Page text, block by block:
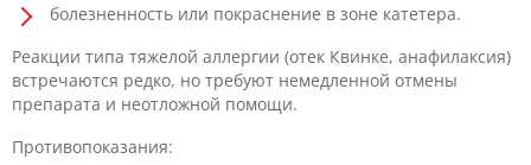
болезненность или покраснение в зоне катетера.
Реакции типа тяжелой аллергии (отек Квинке, анафилаксия)
встречаются редко, но требуют немедленной отмены
препарата и неотложной помощи.
Противопоказания: